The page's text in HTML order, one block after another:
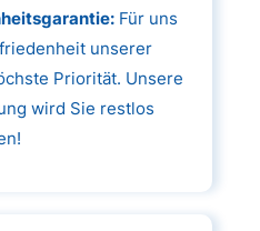
Für uns
unserer
Priorität. Unsere
wird Sie restlos